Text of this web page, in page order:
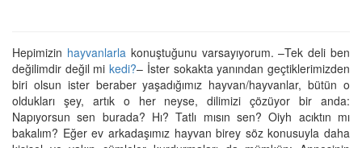
Hepimizin hayvanlarla konuştuğunu varsayıyorum. –Tek deli ben
değilimdir değil mikedi?– İster sokakta yanından geçtiklerimizden
biri olsun ister beraber yaşadığımız hayvan/hayvanlar, bütün o
oldukları şey, artık o her neyse, dilimizi çözüyor bir anda:
Napıyorsun sen burada? Hı? Tatlı mısın sen? Oiyh acıktın mı
bakalım? Eğer ev arkadaşımız hayvan birey söz konusuyla daha